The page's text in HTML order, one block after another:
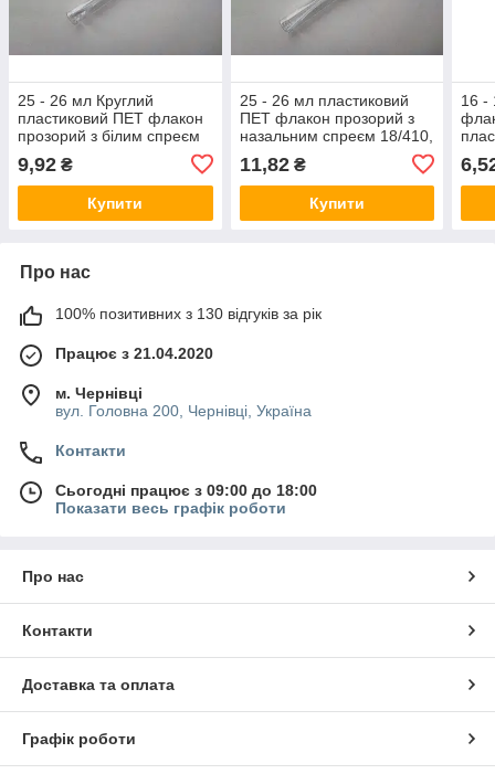
25 - 26 мл Круглий
пластиковий ПЕТ флакон
прозорий з білим спреєм
пляшка, флакони,
пластмасовий
9,92 ₴
Купити
25 - 26 мл пластиковий
ПЕТ флакон прозорий з
назальним спреєм 18/410,
флакони, пластмасовий
11,82₴
Купити
16 -
Про нас
100% позитивних з 130 відгуків за рік
Працює з 21.04.2020
м. Чернівці
вул. Головна 200, Чернівці, Україна
Контакти
Сьогодні працює з 09:00 до 18:00
Показати весь графік роботи
Про нас
Контакти
Доставка та оплата
Графік роботи